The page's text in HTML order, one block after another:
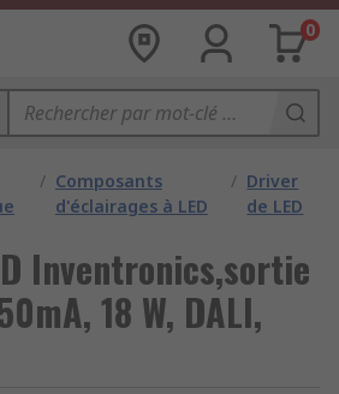
0
/ Composants
d'éclairages à LED
/ Driver
de LED
Inventronics,sortie
18 W, DALI,